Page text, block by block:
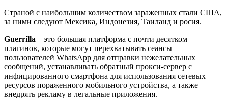
Страной с наибольшим количеством зараженных стали США,
за ними следуют Мексика, Индонезия, Таиланд и росия.
Guerrilla – это большая платформа с почти десятком
плагинов, которые могут перехватывать сеансы
пользователей WhatsApp для отправки нежелательных
сообщений, устанавливать обратный прокси-сервер с
инфицированного смартфона для использования сетевых
ресурсов пораженного мобильного устройства, а также
внедрять рекламу в легальные приложения.